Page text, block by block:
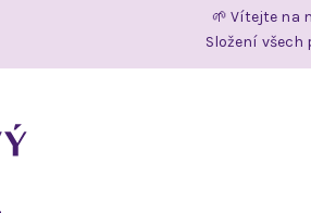
🌱 Vítejte na
Složení všech